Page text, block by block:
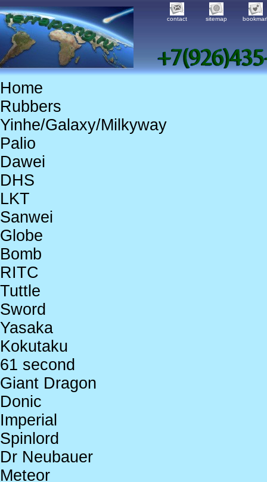
contact sitemap
Home
Rubbers
Yinhe/Galaxy/Milkyway
Palio
Dawei
DHS
LKT
Sanwei
Globe
Bomb
RITC
Tuttle
Sword
Yasaka
Kokutaku
61 second
Giant Dragon
Donic
Imperial
Spinlord
Dr Neubauer
Meteor